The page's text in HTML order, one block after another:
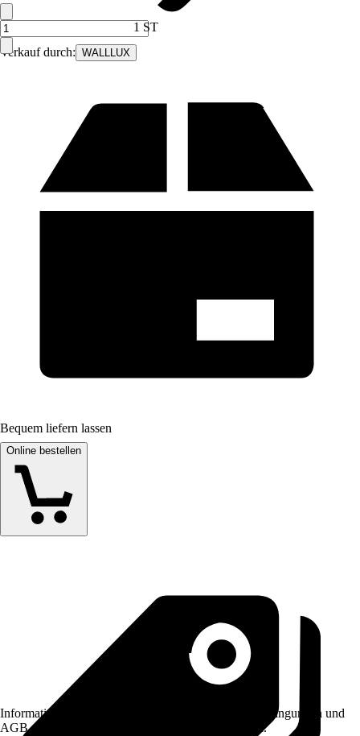
Verkauf durch: WALLLUX
1 ST
Bequem liefern lassen
Online bestellen
Informationen des Verkäufers, wie z. B. Rückgabebedingungen und
AGB, finden Sie bei Klick auf den Verkäufernamen.